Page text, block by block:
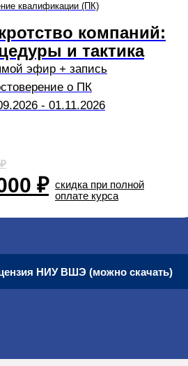
компаний:
и тактика
эфир + запись
о ПК
- 01.11.2026
₽
квалификации (ПК)
скидка при полной
оплате курса
НИУ ВШЭ (можно скачать)